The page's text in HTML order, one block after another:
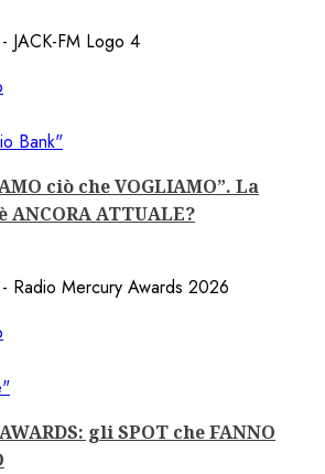
Bank"
ciò che VOGLIAMO”. La
ANCORA ATTUALE?
gli SPOT che FANNO